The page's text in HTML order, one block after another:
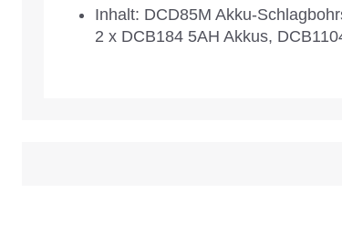
Inhalt: DCD85M Akku-
2 x DCB184 5AH Akkus,